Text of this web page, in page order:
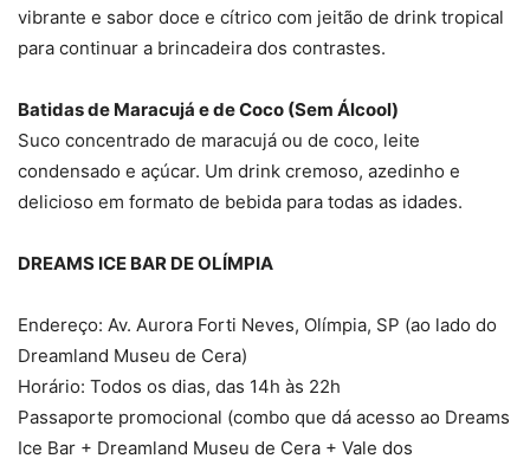
vibrante e sabor doce e cítrico com jeitão de drink tropical
para continuar a brincadeira dos contrastes.
Batidas de Maracujá e de Coco (Sem Álcool)
Suco concentrado de maracujá ou de coco, leite
condensado e açúcar. Um drink cremoso, azedinho e
delicioso em formato de bebida para todas as idades.
DREAMS ICE BAR DE OLÍMPIA
Endereço: Av. Aurora Forti Neves, Olímpia, SP (ao lado do
Dreamland Museu de Cera)
Horário: Todos os dias, das 14h às 22h
Passaporte promocional (combo que dá acesso ao Dreams
Ice Bar + Dreamland Museu de Cera + Vale dos